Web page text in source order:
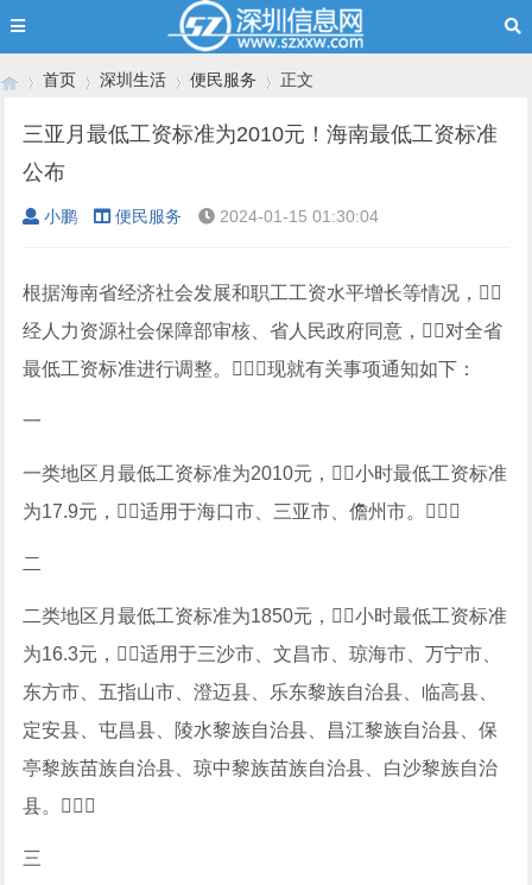
首页 深圳生活 便民服务 正文
三亚月最低工资标准为2010元！海南最低工资标准
公布
小鹏 便民服务 2024-01-15 01:30:04
根据海南省经济社会发展和职工工资水平增长等情况，
经人力资源社会保障部审核、省人民政府同意，对全省
最低工资标准进行调整。现就有关事项通知如下：
一
一类地区月最低工资标准为2010元，小时最低工资标准
为17.9元，适用于海口市、三亚市、儋州市。
二
二类地区月最低工资标准为1850元，小时最低工资标准
为16.3元，适用于三沙市、文昌市、琼海市、万宁市、
东方市、五指山市、澄迈县、乐东黎族自治县、临高县、
定安县、屯昌县、陵水黎族自治县、昌江黎族自治县、保
亭黎族苗族自治县、琼中黎族苗族自治县、白沙黎族自治
县。
三